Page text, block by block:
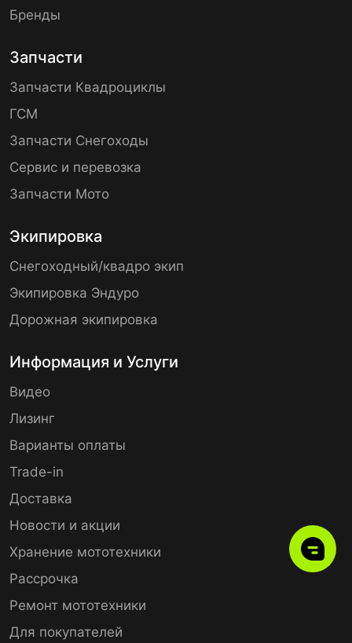
Бренды
Запчасти
Запчасти Квадроциклы
ГСМ
Запчасти Снегоходы
Сервис и перевозка
Запчасти Мото
Экипировка
Снегоходный/квадро экип
Экипировка Эндуро
Дорожная экипировка
Информация и Услуги
Видео
Лизинг
Варианты оплаты
Trade-in
Доставка
Новости и акции
Хранение мототехники
Рассрочка
Ремонт мототехники
Для покупателей